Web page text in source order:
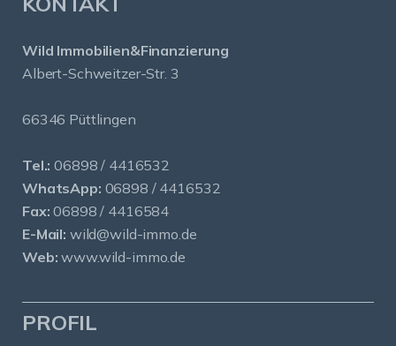
Wild Immobilien&Finanzierung
Albert-Schweitzer-Str. 3
66346 Püttlingen
Tel.: 06898 / 4416532
WhatsApp: 06898 / 4416532
Fax: 06898 / 4416584
E-Mail: wild@wild-immo.de
Web: www.wild-immo.de
PROFIL